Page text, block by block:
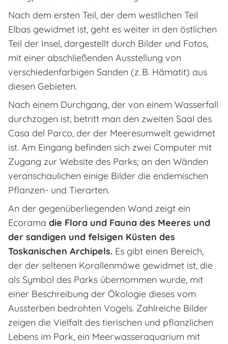
Nach dem ersten Teil, der dem westlichen Teil
Elbas gewidmet ist, geht es weiter in den östlichen
Teil der Insel, dargestellt durch Bilder und Fotos,
mit einer abschließenden Ausstellung von
verschiedenfarbigen Sanden (z. B. Hämatit) aus
diesen Gebieten.
Nach einem Durchgang, der von einem Wasserfall
durchzogen ist, betritt man den zweiten Saal des
Casa del Parco, der der Meeresumwelt gewidmet
ist. Am Eingang befinden sich zwei Computer mit
Zugang zur Website des Parks; an den Wänden
veranschaulichen einige Bilder die endemischen
Pflanzen- und Tierarten.
An der gegenüberliegenden Wand zeigt ein
Ecorama die Flora und Fauna des Meeres und
der sandigen und felsigen Küsten des
Toskanischen Archipels. Es gibt einen Bereich,
der der seltenen Korallenmöwe gewidmet ist, die
als Symbol des Parks übernommen wurde, mit
einer Beschreibung der Ökologie dieses vom
Aussterben bedrohten Vogels. Zahlreiche Bilder
zeigen die Vielfalt des tierischen und pflanzlichen
Lebens im Park, ein Meerwasseraquarium mit